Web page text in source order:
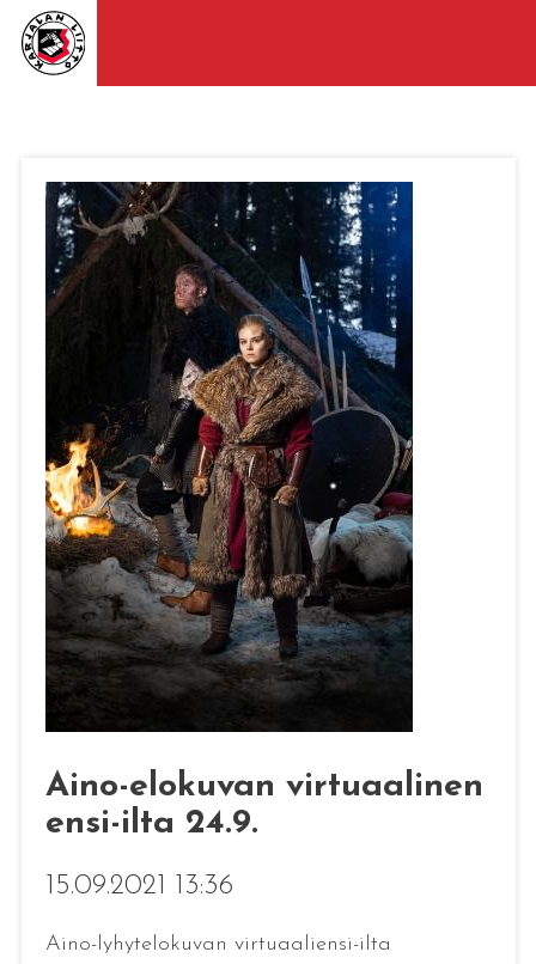
Aino-elokuvan virtuaalinen
ensi-ilta 24.9.
15.09.2021 13:36
Aino-lyhytelokuvan virtuaaliensi-ilta